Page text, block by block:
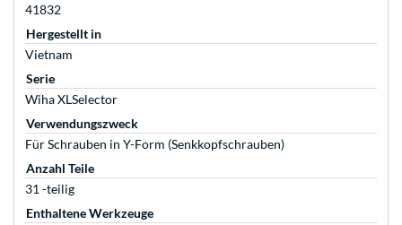
41832
Hergestellt in
Vietnam
Serie
Wiha XLSelector
Verwendungszweck
Für Schrauben in Y-Form (Senkkopfschrauben)
Anzahl Teile
31 -teilig
Enthaltene Werkzeuge